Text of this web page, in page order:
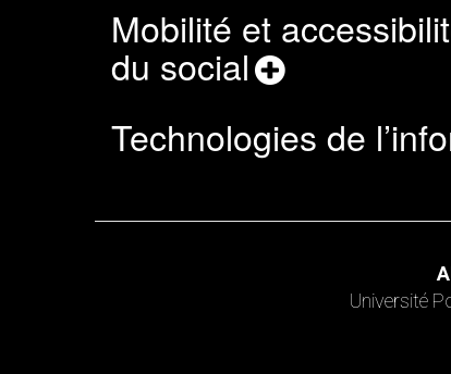
Mobilité et
du social
Technologies de
Université